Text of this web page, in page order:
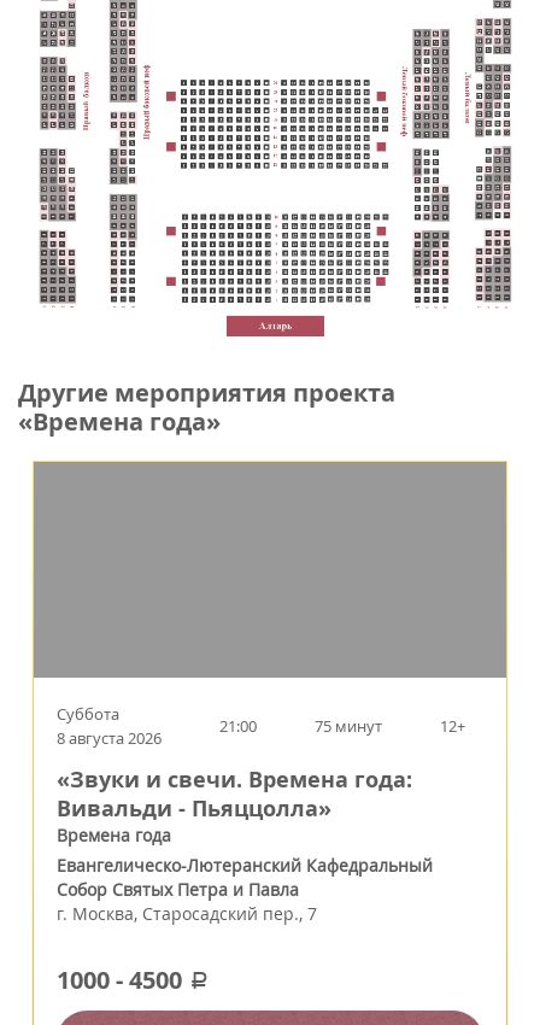
Другие мероприятия проекта
«Времена года»
Суббота
8 августа 2026
21:00 75 минут 12+
«Звуки и свечи. Времена года:
Вивальди - Пьяццолла»
Времена года
Евангелическо-Лютеранский Кафедральный
Собор Святых Петра и Павла
г. Москва, Старосадский пер., 7
1000-4500 a